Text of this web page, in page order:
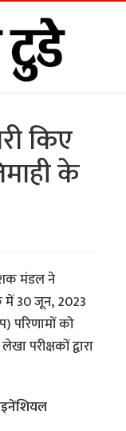
किए
के
मंडल ने
30 जून, 2023
परिणामों को
परीक्षकों द्वारा